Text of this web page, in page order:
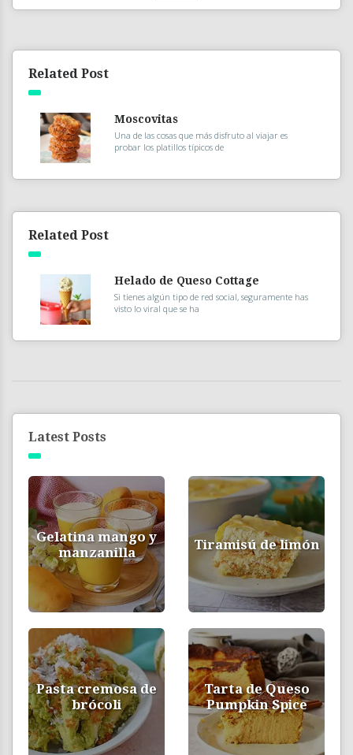
Related Post
Moscovitas
Una de las cosas que más disfruto al viajar es
probar los platillos típicos de
Related Post
Helado de Queso Cottage
Si tienes algún tipo de red social, seguramente has
visto lo viral que se ha
Latest Posts
Gelatina mango y
manzanilla
Tiramisú de limón
Pasta cremosa de
brócoli
Tarta de Queso
Pumpkin Spice